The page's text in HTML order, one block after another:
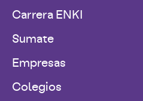
Carrera ENKI
Sumate
Empresas
Colegios